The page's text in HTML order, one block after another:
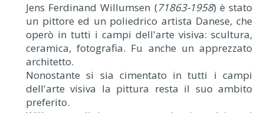
Jens Ferdinand Willumsen (71863-1958) è stato
un pittore ed un poliedrico artista Danese, che
operò in tutti i campi dell'arte visiva: scultura,
ceramica, fotografia. Fu anche un apprezzato
architetto.
Nonostante si sia cimentato in tutti i campi
dell'arte visiva la pittura resta il suo ambito
preferito.